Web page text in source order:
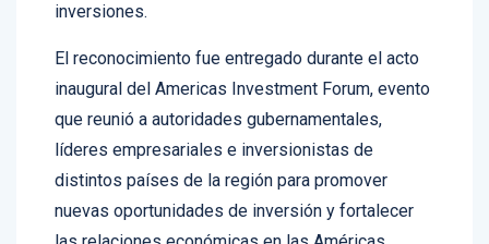
inaugural del Americas Investment Forum, evento
que reunió a autoridades gubernamentales,
líderes empresariales e inversionistas de
distintos países de la región para promover
nuevas oportunidades de inversión y fortalecer
las relaciones económicas en las Américas.